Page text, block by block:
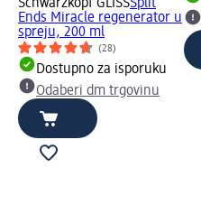
Schwarzkopf GLISSSplit
Ends Miracle regenerator u
spreju, 200 ml
(28)
Dostupno za isporuku
Odaberi dm trgovinu